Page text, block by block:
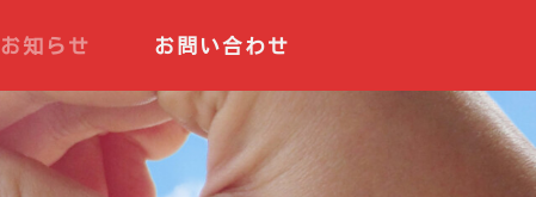
お知らせ お問い合わせ